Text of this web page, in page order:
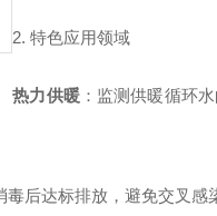
2. 特色应用领域
热力供暖：监测供暖循环
后达标排放，避免交叉感